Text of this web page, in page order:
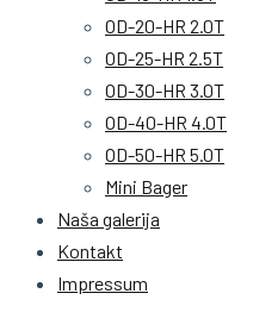
OD-20-HR 2.0T
OD-25-HR 2.5T
OD-30-HR 3.0T
OD-40-HR 4.0T
OD-50-HR 5.0T
Mini Bager
Naša galerija
Kontakt
Impressum